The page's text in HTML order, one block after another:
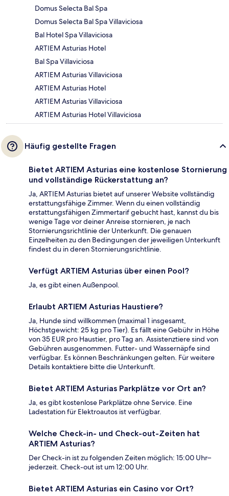
Domus Selecta Bal Spa
Domus Selecta Bal Spa Villaviciosa
Bal Hotel Spa Villaviciosa
ARTIEM Asturias Hotel
Bal Spa Villaviciosa
ARTIEM Asturias Villaviciosa
ARTIEM Asturias Hotel
ARTIEM Asturias Villaviciosa
ARTIEM Asturias Hotel Villaviciosa
Häufig gestellte Fragen
Bietet ARTIEM Asturias eine kostenlose Stornierung
und vollständige Rückerstattung an?
Ja, ARTIEM Asturias bietet auf unserer Website vollständig
erstattungsfähige Zimmer. Wenn du einen vollständig
erstattungsfähigen Zimmertarif gebucht hast, kannst du bis
wenige Tage vor deiner Anreise stornieren, je nach
Stornierungsrichtlinie der Unterkunft. Die genauen
Einzelheiten zu den Bedingungen der jeweiligen Unterkunft
findest du in deren Stornierungsrichtlinie.
Verfügt ARTIEM Asturias über einen Pool?
Ja, es gibt einen Außenpool.
Erlaubt ARTIEM Asturias Haustiere?
Ja, Hunde sind willkommen (maximal 1 insgesamt,
Höchstgewicht: 25 kg pro Tier). Es fällt eine Gebühr in Höhe
von 35 EUR pro Haustier, pro Tag an. Assistenztiere sind von
Gebühren ausgenommen. Futter- und Wassernäpfe sind
verfügbar. Es können Beschränkungen gelten. Für weitere
Details kontaktiere bitte die Unterkunft.
Bietet ARTIEM Asturias Parkplätze vor Ort an?
Ja, es gibt kostenlose Parkplätze ohne Service. Eine
Ladestation für Elektroautos ist verfügbar.
Welche Check-in- und Check-out-Zeiten hat
ARTIEM Asturias?
Der Check-in ist zu folgenden Zeiten möglich: 15:00 Uhr–
jederzeit. Check-out ist um 12:00 Uhr.
Bietet ARTIEM Asturias ein Casino vor Ort?